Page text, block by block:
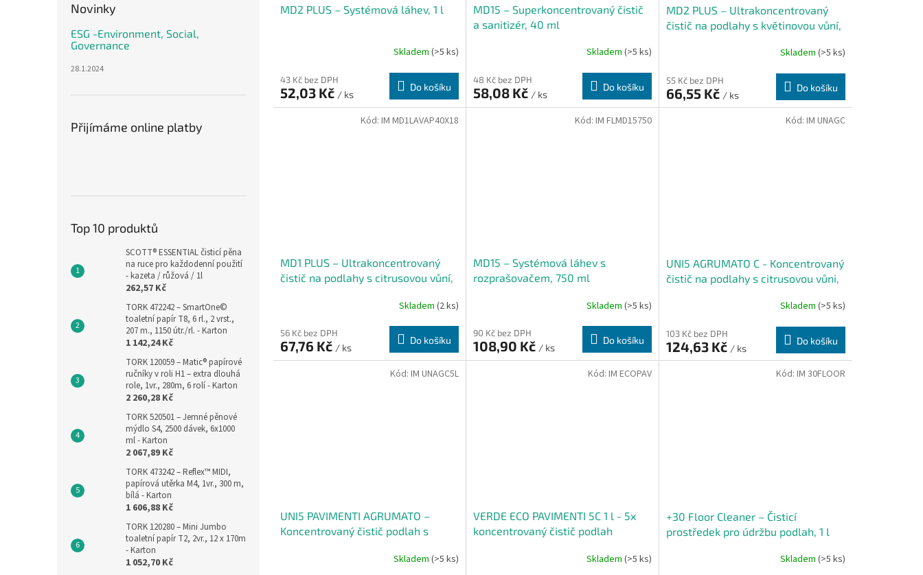
Novinky
ESG -Environment, Social,
Governance
28.1.2024
Přijímáme online platby
Top 10 produktů
SCOTT® ESSENTIAL čisticí pěna
na ruce pro každodenní použití
- kazeta / růžová / 1l
262,57 Kč
TORK 472242 – SmartOne©
toaletní papír T8, 6 rl., 2 vrst.,
207 m., 1150 útr./rl. - Karton
1 142,24 Kč
TORK 120059 – Matic® papírové
ručníky v roli H1 – extra dlouhá
role, 1vr., 280m, 6 rolí - Karton
2 260,28 Kč
TORK 520501 – Jemné pěnové
mýdlo S4, 2500 dávek, 6x1000
ml - Karton
2 067,89 Kč
TORK 473242 – Reflex™ MIDI,
papírová utěrka M4, 1vr., 300 m,
bílá - Karton
1 606,88 Kč
TORK 120280 – Mini Jumbo
toaletní papír T2, 2vr., 12 x 170m
- Karton
1 052,70 Kč
MD2 PLUS – Systémová láhev, 1 l
Skladem (>5 ks)
43 Kč bez DPH
52,03 Kč / ks
Do košíku
MD15 – Superkoncentrovaný čistič
a sanitizér, 40 ml
Skladem (>5 ks)
48 Kč bez DPH
58,08 Kč / ks
Do košíku
MD2 PLUS – Ultrakoncentrovaný
čistič na podlahy s květinovou vůní,
Skladem (>5 ks)
55 Kč bez DPH
66,55 Kč / ks
Do košíku
MD1 PLUS – Ultrakoncentrovaný
čistič na podlahy s citrusovou vůní,
Skladem (2 ks)
56 Kč bez DPH
67,76 Kč / ks
Do košíku
Kód: IM MD1LAVAP40X18
MD15 – Systémová láhev s
rozprašovačem, 750 ml
Skladem (>5 ks)
90 Kč bez DPH
108,90 Kč / ks
Do košíku
Kód: IM FLMD15750
UNI5 AGRUMATO C - Koncentrovaný
čistič na podlahy s citrusovou vůni,
Skladem (>5 ks)
103 Kč bez DPH
124,63 Kč / ks
Do košíku
Kód: IM UNAGC
UNI5 PAVIMENTI AGRUMATO –
Koncentrovaný čistič podlah s
Skladem (>5 ks)
Kód: IM UNAGC5L
VERDE ECO PAVIMENTI 5C 1 l - 5x
koncentrovaný čistič podlah
Skladem (>5 ks)
Kód: IM ECOPAV
+30 Floor Cleaner – Čisticí
prostředek pro údržbu podlah, 1 l
Skladem (>5 ks)
Kód: IM 30FLOOR